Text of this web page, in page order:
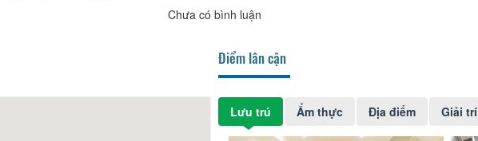
Chưa có bình luận
Điểm lân cận
Lưu trú Ẩm thực Địa điểm Giải trí